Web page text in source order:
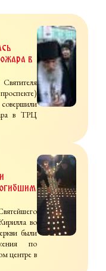
в
в ТРЦ
во
были
по
центре в